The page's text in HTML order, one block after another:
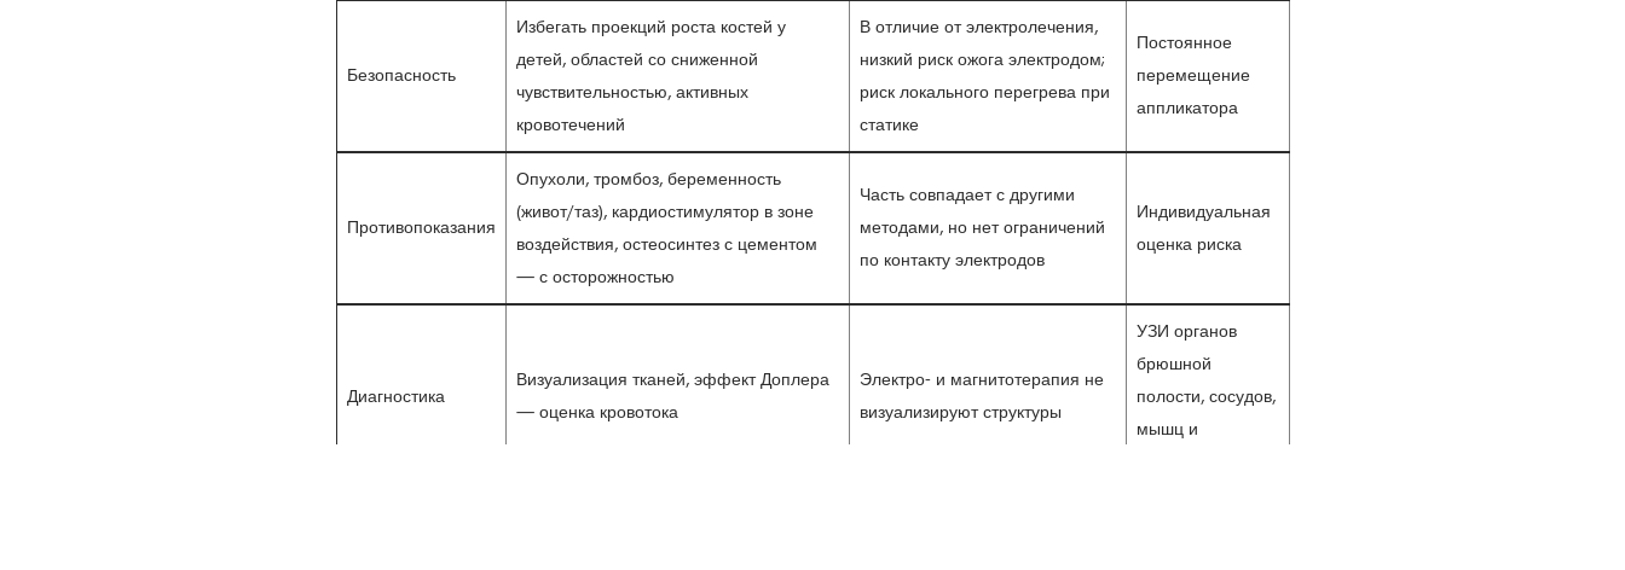
Безопасность
Избегать проекций роста костей у
детей, областей со сниженной
чувствительностью, активных
кровотечений
В отличие от электролечения,
низкий риск ожога электродом;
риск локального перегрева при
статике
Постоянное
перемещение
аппликатора
Противопоказания
Опухоли, тромбоз, беременность
(живот/таз), кардиостимулятор в зоне
воздействия, остеосинтез с цементом
— с осторожностью
Часть совпадает с другими
методами, но нет ограничений
по контакту электродов
Индивидуальная
оценка риска
Диагностика
Визуализация тканей, эффект Доплера
— оценка кровотока
Электро- и магнитотерапия не
визуализируют структуры
УЗИ органов
брюшной
полости, сосудов,
мышц и